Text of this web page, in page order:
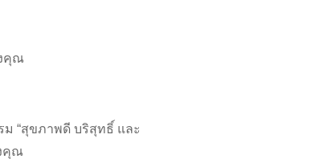
คุณ
“สุขภาพดี บริสุทธิ์ และ
คุณ